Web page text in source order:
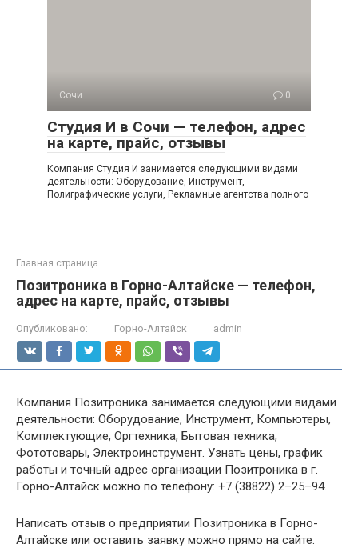
Сочи 0
Студия И в Сочи — телефон, адрес
на карте, прайс, отзывы
Компания Студия И занимается следующими видами
деятельности: Оборудование, Инструмент,
Полиграфические услуги, Рекламные агентства полного
Главная страница
Позитроника в Горно-Алтайске — телефон,
адрес на карте, прайс, отзывы
Опубликовано: Горно-Алтайск admin
Компания Позитроника занимается следующими видами
деятельности: Оборудование, Инструмент, Компьютеры,
Комплектующие, Оргтехника, Бытовая техника,
Фототовары, Электроинструмент. Узнать цены, график
работы и точный адрес организации Позитроника в г.
Горно-Алтайск можно по телефону: +7 (38822) 2–25–94.
Написать отзыв о предприятии Позитроника в Горно-
Алтайске или оставить заявку можно прямо на сайте.